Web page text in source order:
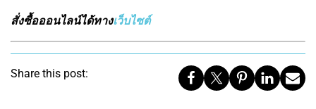
สั่งซื้อออนไลน์ได้ทางเว็บไซต์
Share this post: